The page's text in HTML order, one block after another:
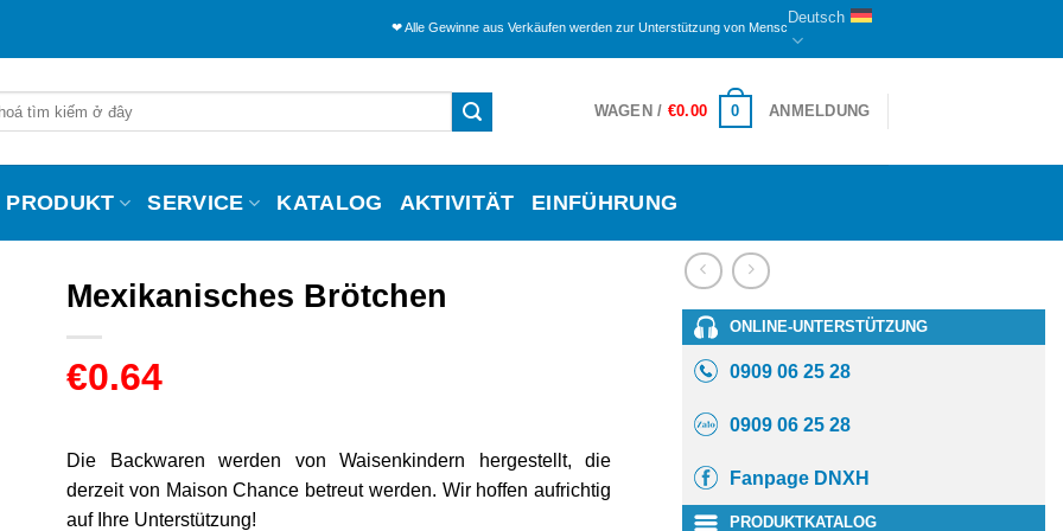
❤ Alle Gewinne aus Verkäufen werden zur Unterstützung von Menschen mit Behinderungen und Waisen hier zugewiesen.
Deutsch
WAGEN / €0.00 0 ANMELDUNG
PRODUKT SERVICE KATALOG AKTIVITÄT EINFÜHRUNG
Mexikanisches Brötchen
€0.64
Die Backwaren werden von Waisenkindern hergestellt, die
derzeit von Maison Chance betreut werden. Wir hoffen aufrichtig
auf Ihre Unterstützung!
ONLINE-UNTERSTÜTZUNG
0909 06 25 28
0909 06 25 28
Fanpage DNXH
PRODUKTKATALOG